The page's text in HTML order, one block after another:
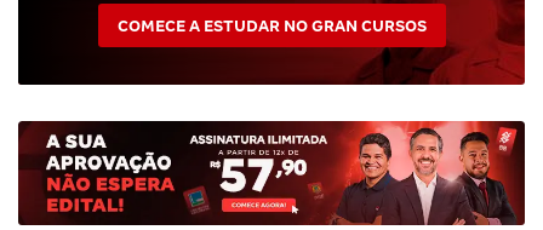
COMECE A ESTUDAR NO GRAN CURSOS